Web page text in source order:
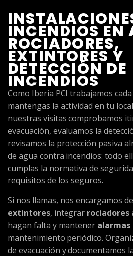
INCENDIOS EN
ROCIADORES,
EXTINTORES Y
DETECCIÓN DE
INCENDIOS
Como Iberia PCI trabajamos
mantengas la actividad en tu
nuestras visitas comprobamos
evacuación, evaluamos la
revisamos la protección pasiva
de agua contra incendios: todo
cumplas la normativa de
requisitos de los seguros.
Si nos llamas, nos encargamos
extintores, integrar rociadores
hagan falta y mantener alarmas
mantenimiento periódico.
de evacuación y documentamos